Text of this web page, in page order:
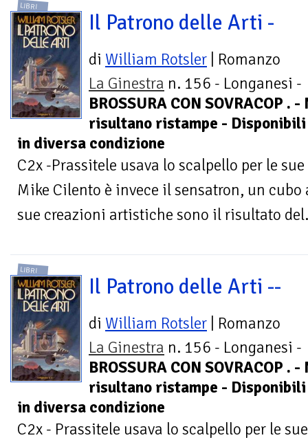
LIBRI
Il Patrono delle Arti -
di William Rotsler | Romanzo
La Ginestra n. 156 - Longanesi -
BROSSURA CON SOVRACOP . -
risultano ristampe -
in diversa condizione
C2x -Prassitele usava lo scalpello per le
Mike Cilento è invece il sensatron, un
sue creazioni artistiche sono il risultato
LIBRI
Il Patrono delle Arti --
di William Rotsler | Romanzo
La Ginestra n. 156 - Longanesi -
BROSSURA CON SOVRACOP . -
risultano ristampe -
in diversa condizione
C2x - Prassitele usava lo scalpello per le